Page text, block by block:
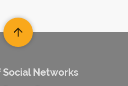
Social Networks